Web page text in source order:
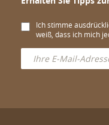
Ich stimme
weiß, dass ich mich